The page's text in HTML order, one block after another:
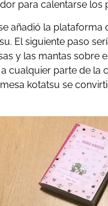
para calentarse los
añadió la plataforma
El siguiente paso
y las mantas sobre
cualquier parte de la
kotatsu se